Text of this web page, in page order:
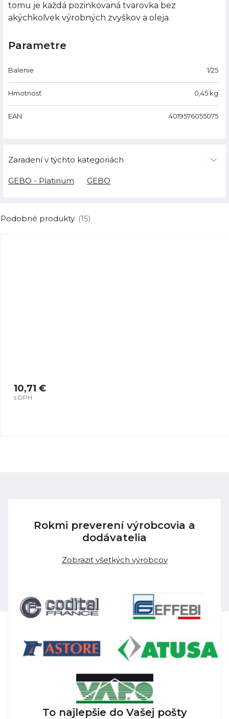
tomu je každá pozinkovaná tvarovka bez
akýchkoľvek výrobných zvyškov a oleja.
Parametre
Balenie 1/25
Hmotnosť 0,45 kg
EAN 4019576055075
Zaradení v týchto kategoriách
GEBO - Platinum GEBO
Podobné produkty (15)
10,71 €
s DPH
Rokmi preverení výrobcovia a
dodávatelia
Zobraziť všetkých výrobcov
To najlepšie do Vašej pošty